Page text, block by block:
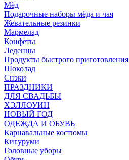
Мёд
Подарочные наборы мёда и чая
Жевательные резинки
Мармелад
Конфеты
Леденцы
Продукты быстрого приготовления
Шоколад
Снэки
ПРАЗДНИКИ
ДЛЯ СВАДЬБЫ
ХЭЛЛОУИН
НОВЫЙ ГОД
ОДЕЖДА И ОБУВЬ
Карнавальные костюмы
Кигуруми
Головные уборы